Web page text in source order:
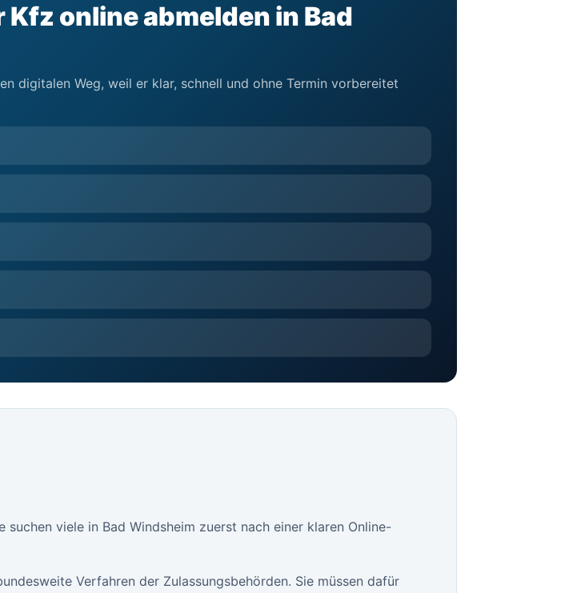
online abmelden in Bad
digitalen Weg, weil er klar, schnell und ohne Termin vorbereitet
viele in Bad Windsheim zuerst nach einer klaren Online-
Verfahren der Zulassungsbehörden. Sie müssen dafür